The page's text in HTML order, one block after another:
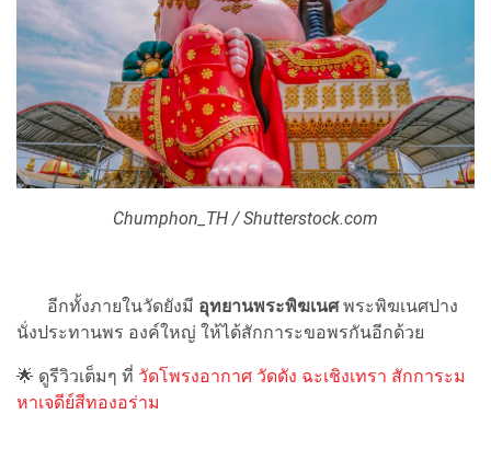
Chumphon_TH / Shutterstock.com
อีกทั้งภายในวัดยังมี อุทยานพระพิฆเนศพระพิฆเนศปาง
นั่งประทานพร องค์ใหญ่ ให้ได้สักการะขอพรกันอีกด้วย
🌟 ดูรีวิวเต็มๆ ที่ วัดโพรงอากาศ วัดดัง ฉะเชิงเทรา สักการะม
หาเจดีย์สีทองอร่าม